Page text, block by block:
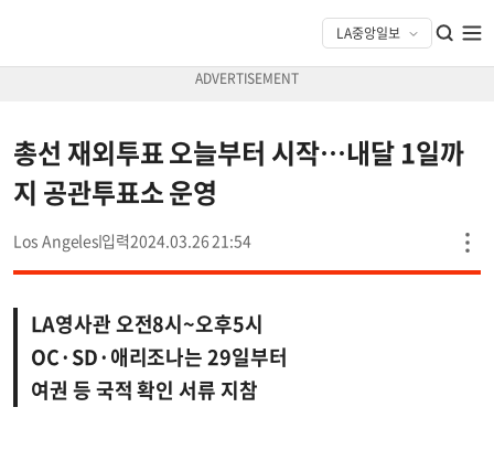
총선 재외투표 오늘부터 시작…내달 1일까
지 공관투표소 운영
Los Angeles 2024.03.26 21:54
LA영사관 오전8시~오후5시
OC·SD·애리조나는 29일부터
여권 등 국적 확인 서류 지참